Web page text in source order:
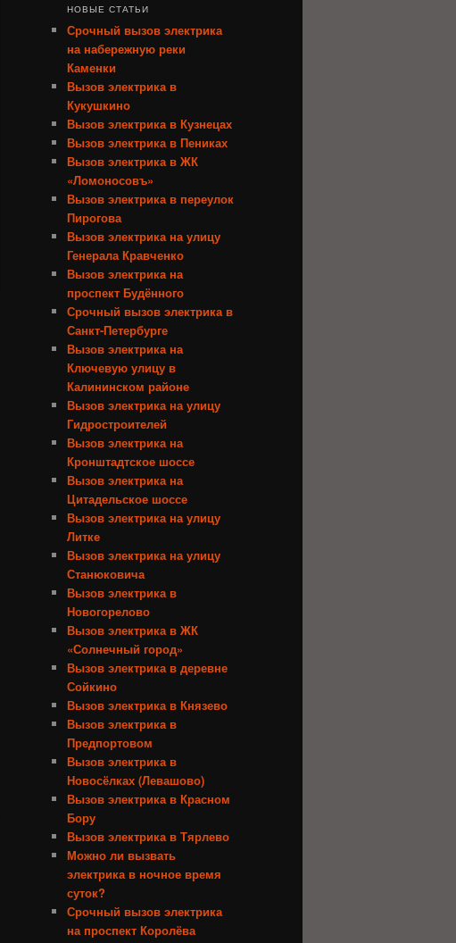
НОВЫЕ СТАТЬИ
Срочный вызов электрика
на набережную реки
Каменки
Вызов электрика в
Кукушкино
Вызов электрика в Кузнецах
Вызов электрика в Пениках
Вызов электрика в ЖК
«Ломоносовъ»
Вызов электрика в переулок
Пирогова
Вызов электрика на улицу
Генерала Кравченко
Вызов электрика на
проспект Будённого
Срочный вызов электрика в
Санкт-Петербурге
Вызов электрика на
Ключевую улицу в
Калининском районе
Вызов электрика на улицу
Гидростроителей
Вызов электрика на
Кронштадтское шоссе
Вызов электрика на
Цитадельское шоссе
Вызов электрика на улицу
Литке
Вызов электрика на улицу
Станюковича
Вызов электрика в
Новогорелово
Вызов электрика в ЖК
«Солнечный город»
Вызов электрика в деревне
Сойкино
Вызов электрика в Князево
Вызов электрика в
Предпортовом
Вызов электрика в
Новосёлках (Левашово)
Вызов электрика в Красном
Бору
Вызов электрика в Тярлево
Можно ли вызвать
электрика в ночное время
суток?
Срочный вызов электрика
на проспект Королёва